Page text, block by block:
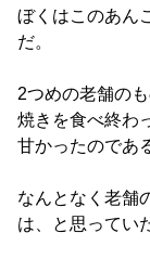
ぼくはこのあん
だ。
2つめの老舗の
焼きを食べ終わ
甘かったのであ
なんとなく老舗
は、と思ってい